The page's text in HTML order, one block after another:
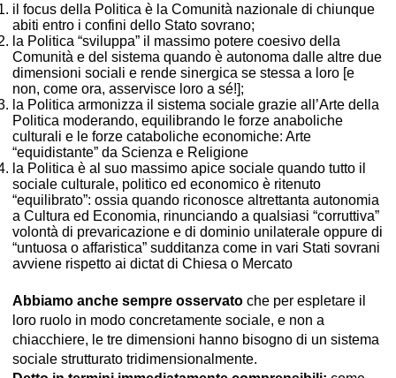
il focus della Politica è la Comunità nazionale di chiunque
abiti entro i confini dello Stato sovrano;
la Politica “sviluppa” il massimo potere coesivo della
Comunità e del sistema quando è autonoma dalle altre due
dimensioni sociali e rende sinergica se stessa a loro [e
non, come ora, asservisce loro a sé!];
la Politica armonizza il sistema sociale grazie all’Arte della
Politica moderando, equilibrando le forze anaboliche
culturali e le forze cataboliche economiche: Arte
“equidistante” da Scienza e Religione
la Politica è al suo massimo apice sociale quando tutto il
sociale culturale, politico ed economico è ritenuto
“equilibrato”: ossia quando riconosce altrettanta autonomia
a Cultura ed Economia, rinunciando a qualsiasi “corruttiva”
volontà di prevaricazione e di dominio unilaterale oppure di
“untuosa o affaristica” sudditanza come in vari Stati sovrani
avviene rispetto ai dictat di Chiesa o Mercato
Abbiamo anche sempre osservato che per espletare il
loro ruolo in modo concretamente sociale, e non a
chiacchiere, le tre dimensioni hanno bisogno di un sistema
sociale strutturato tridimensionalmente.